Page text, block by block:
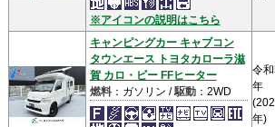
※アイコンの説明はこちら
キャンピングカー キャブコン
タウンエース トヨタカローラ滋
賀 カロ・ビー FFヒーター
燃料：ガソリン /駆動：2WD
令
年
年)